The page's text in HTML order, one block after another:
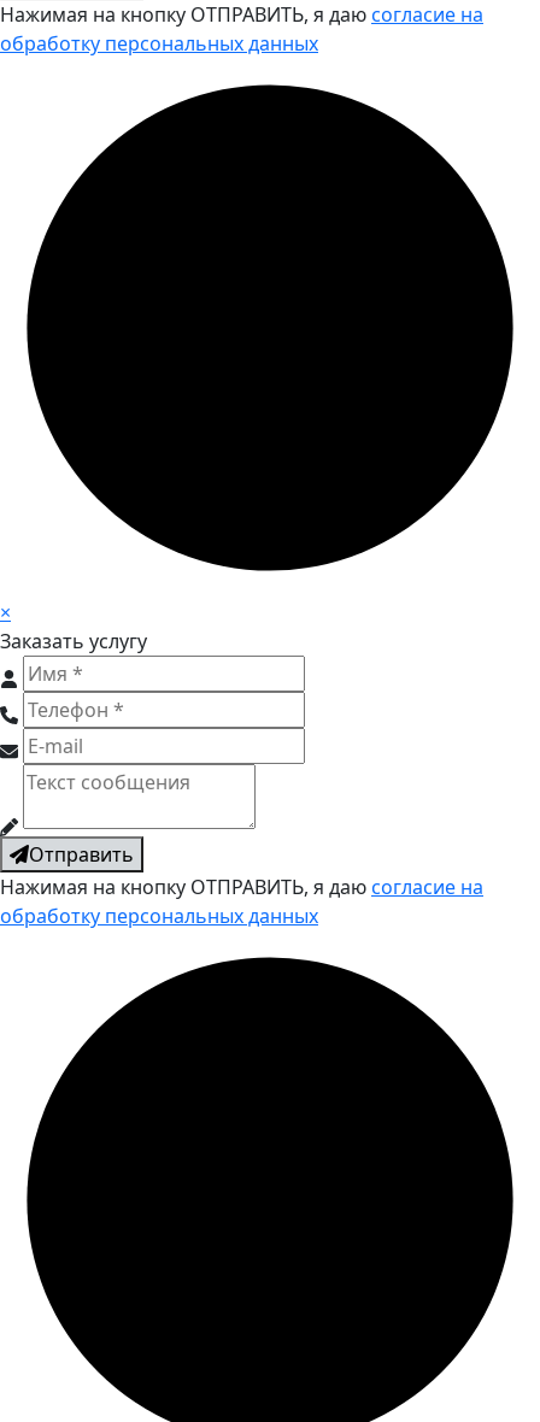
Нажимая на кнопку ОТПРАВИТЬ, я даюсогласие на
обработку персональных данных
×
Заказать услугу
Отправить
Нажимая на кнопку ОТПРАВИТЬ, я даюсогласие на
обработку персональных данных